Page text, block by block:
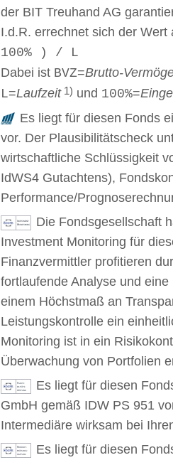
der BIT Treuhand AG
I.d.R. errechnet sich der
100% ) / L
Dabei ist BVZ=Brutto-
L=Laufzeit1) und 100%=
Es liegt für diesen Fonds
vor. Der Plausibilitätscheck
wirtschaftliche Schlüssigkeit
IdWS4 Gutachtens),
Performance/
Die Fondsgesellschaft
Investment Monitoring für
Finanzvermittler profitieren
fortlaufende Analyse und
einem Höchstmaß an
Leistungskontrolle ein
Monitoring ist in ein
Überwachung von Portfolien
Es liegt für diesen
GmbH gemäß IDW PS 951
Intermediäre wirksam bei
Es liegt für diesen